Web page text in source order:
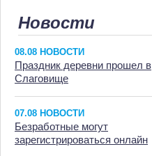
Новости
08.08 НОВОСТИ
Праздник деревни прошел в
Слаговище
07.08 НОВОСТИ
Безработные могут
зарегистрироваться онлайн